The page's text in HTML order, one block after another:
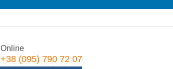
Online
+38 (095) 790 72 07